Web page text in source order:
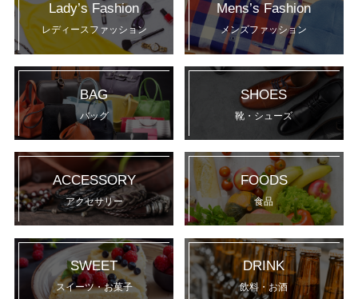
Lady’s Fashion
レディースファッション
Mens’s Fashion
メンズファッション
BAG
バッグ
SHOES
靴・シューズ
ACCESSORY
アクセサリー
FOODS
食品
SWEET
スイーツ・お菓子
DRINK
飲料・お酒